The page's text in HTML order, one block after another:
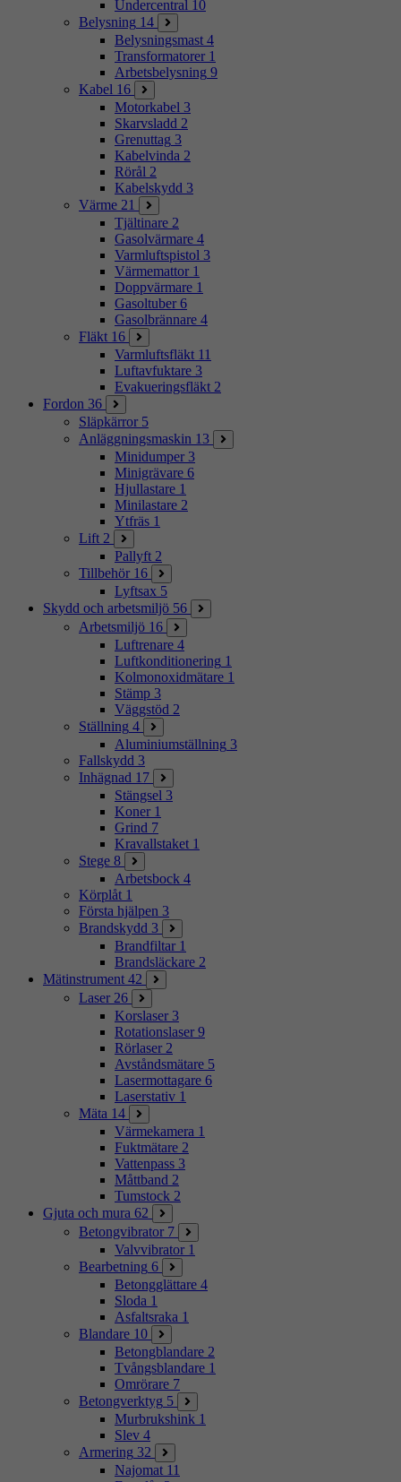
Undercentral 10
Belysning 14
Belysningsmast 4
Transformatorer 1
Arbetsbelysning 9
Kabel 16
Motorkabel 3
Skarvsladd 2
Grenuttag 3
Kabelvinda 2
Rörål 2
Kabelskydd 3
Värme 21
Tjältinare 2
Gasolvärmare 4
Varmluftspistol 3
Värmemattor 1
Doppvärmare 1
Gasoltuber 6
Gasolbrännare 4
Fläkt 16
Varmluftsfläkt 11
Luftavfuktare 3
Evakueringsfläkt 2
Fordon 36
Släpkärror 5
Anläggningsmaskin 13
Minidumper 3
Minigrävare 6
Hjullastare 1
Minilastare 2
Ytfräs 1
Lift 2
Pallyft 2
Tillbehör 16
Lyftsax 5
Skydd och arbetsmiljö 56
Arbetsmiljö 16
Luftrenare 4
Luftkonditionering 1
Kolmonoxidmätare 1
Stämp 3
Väggstöd 2
Ställning 4
Aluminiumställning 3
Fallskydd 3
Inhägnad 17
Stängsel 3
Koner 1
Grind 7
Kravallstaket 1
Stege 8
Arbetsbock 4
Körplåt 1
Första hjälpen 3
Brandskydd 3
Brandfiltar 1
Brandsläckare 2
Mätinstrument 42
Laser 26
Korslaser 3
Rotationslaser 9
Rörlaser 2
Avståndsmätare 5
Lasermottagare 6
Laserstativ 1
Mäta 14
Värmekamera 1
Fuktmätare 2
Vattenpass 3
Måttband 2
Tumstock 2
Gjuta och mura 62
Betongvibrator 7
Valvvibrator 1
Bearbetning 6
Betongglättare 4
Sloda 1
Asfaltsraka 1
Blandare 10
Betongblandare 2
Tvångsblandare 1
Omrörare 7
Betongverktyg 5
Murbrukshink 1
Slev 4
Armering 32
Najomat 11